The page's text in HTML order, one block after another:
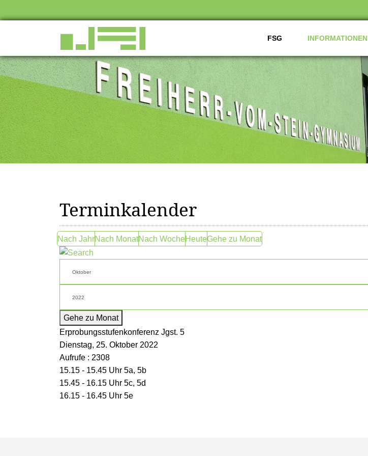
FSG INFORMATIONEN
Terminkalender
Nach JahrNach MonatNach WocheHeuteGehe zu Monat
Gehe zu Monat
Erprobungsstufenkonferenz Jgst. 5
Dienstag, 25. Oktober 2022
Aufrufe : 2308
15.15 - 15.45 Uhr 5a, 5b
15.45 - 16.15 Uhr 5c, 5d
16.15 - 16.45 Uhr 5e